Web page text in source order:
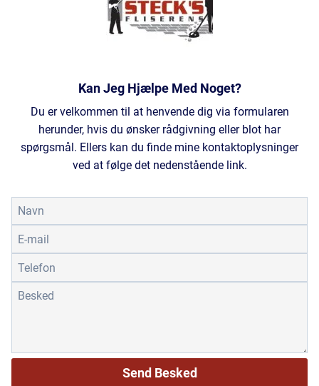
Kan Jeg Hjælpe Med Noget?​
Du er velkommen til at henvende dig via formularen
herunder, hvis du ønsker rådgivning eller blot har
spørgsmål. Ellers kan du finde mine kontaktoplysninger
ved at følge det nedenstående link.